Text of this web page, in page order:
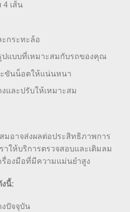
4 เส้น
กระทะล้อ
ปแบบที่เหมาะสมกับรถของคุณ
ะขันน็อตให้แน่นหนา
และปรับให้เหมาะสม
มอาจส่งผลต่อประสิทธิภาพการ
ให้บริการตรวจสอบและเติมลม
รื่องมือที่มีความแม่นยำสูง
นี้:
ปัจจุบัน